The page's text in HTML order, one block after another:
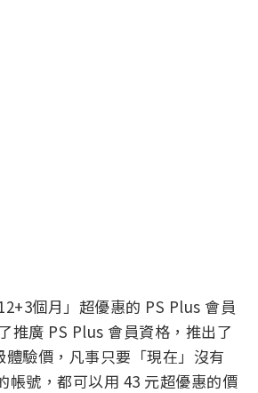
個月」超優惠的 PS Plus 會員
推廣 PS Plus 會員資格，推出了
體驗價，凡事只要「現在」沒有
帳號，都可以用 43 元超優惠的價